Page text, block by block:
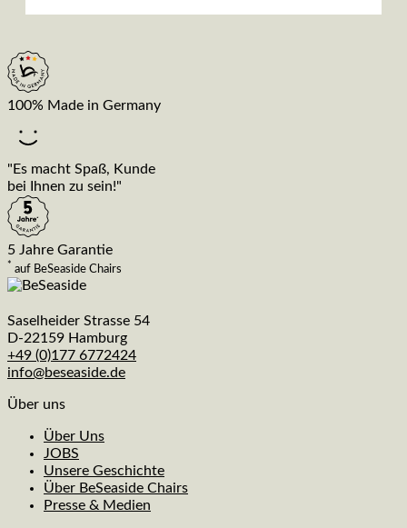
100% Made in Germany
"Es macht Spaß, Kunde
bei Ihnen zu sein!"
5 Jahre Garantie
* auf BeSeaside Chairs
Saselheider Strasse 54
D-22159 Hamburg
+49 (0)177 6772424
info@beseaside.de
Über uns
Über Uns
JOBS
Unsere Geschichte
Über BeSeaside Chairs
Presse & Medien